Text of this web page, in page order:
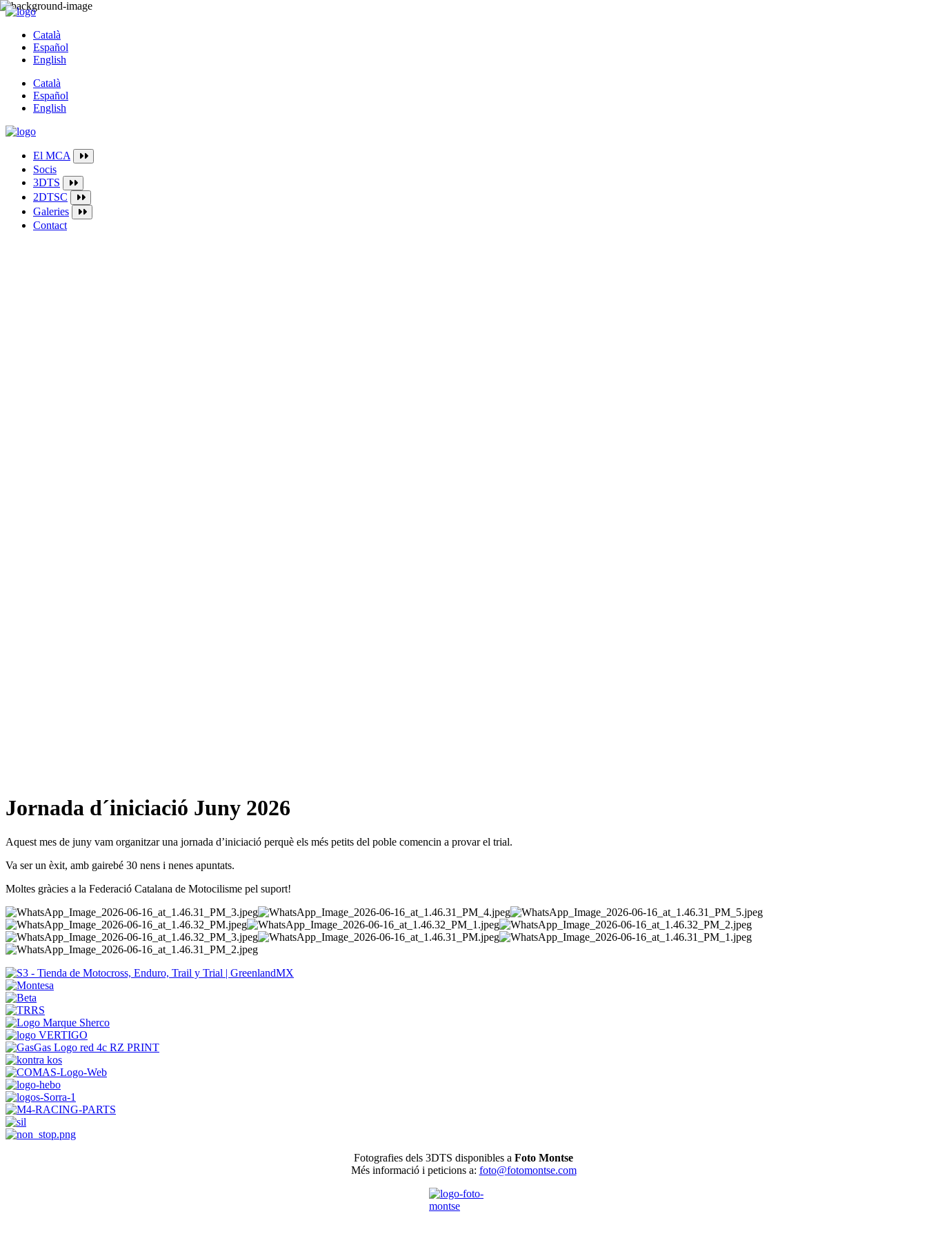
Català
Español
English
Català
Español
English
El MCA
Socis
3DTS
2DTSC
Galeries
Contact
Jornada d´iniciació Juny 2026
Aquest mes de juny vam organitzar una jornada d’iniciació perquè els més petits del poble comencin a provar el trial.
Va ser un èxit, amb gairebé 30 nens i nenes apuntats.
Moltes gràcies a la Federació Catalana de Motocilisme pel suport!
Fotografies dels 3DTS disponibles a Foto Montse
Més informació i peticions a: foto@fotomontse.com